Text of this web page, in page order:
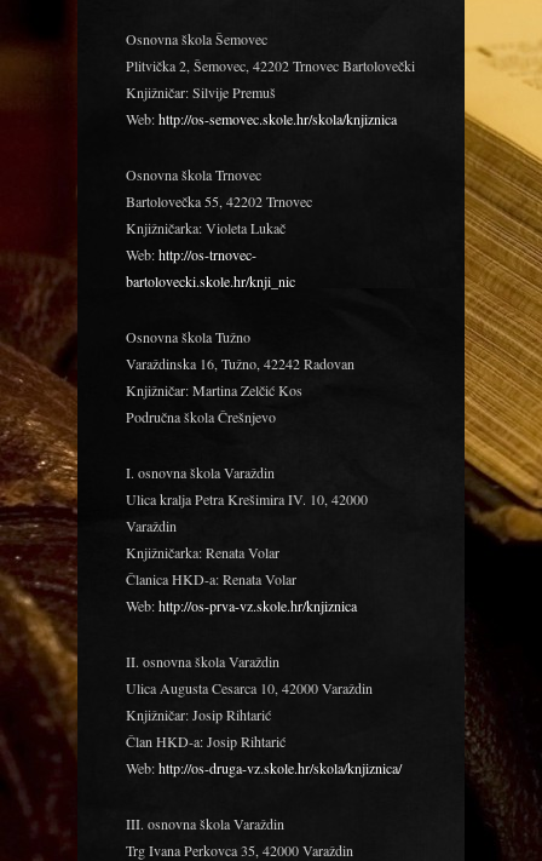
Osnovna škola Šemovec
Plitvička 2, Šemovec, 42202 Trnovec Bartolovečki
Knjižničar: Silvije Premuš
Web:http://os-semovec.skole.hr/skola/knjiznica
Osnovna škola Trnovec
Bartolovečka 55, 42202 Trnovec
Knjižničarka: Violeta Lukač
Web:http://os-trnovec-
bartolovecki.skole.hr/knji_nic
Osnovna škola Tužno
Varaždinska 16, Tužno, 42242 Radovan
Knjižničar: Martina Zelčić Kos
Područna škola Črešnjevo
I. osnovna škola Varaždin
Ulica kralja Petra Krešimira IV. 10, 42000
Varaždin
Knjižničarka: Renata Volar
Članica HKD-a: Renata Volar
Web:http://os-prva-vz.skole.hr/knjiznica
II. osnovna škola Varaždin
Ulica Augusta Cesarca 10, 42000 Varaždin
Knjižničar: Josip Rihtarić
Član HKD-a: Josip Rihtarić
Web:http://os-druga-vz.skole.hr/skola/knjiznica/
III. osnovna škola Varaždin
Trg Ivana Perkovca 35, 42000 Varaždin